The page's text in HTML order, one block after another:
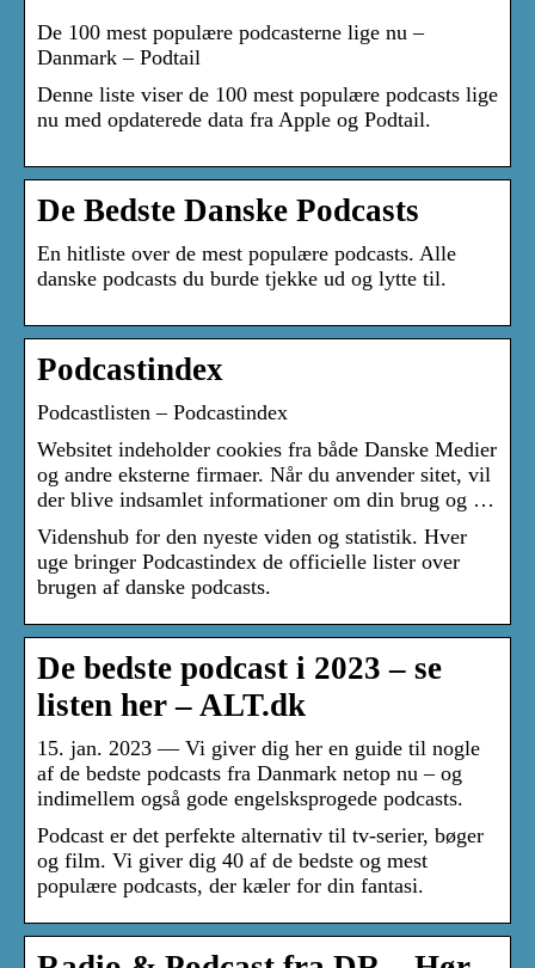
De 100 mest populære podcasterne lige nu –
Danmark – Podtail
Denne liste viser de 100 mest populære podcasts lige
nu med opdaterede data fra Apple og Podtail.
De Bedste Danske Podcasts
En hitliste over de mest populære podcasts. Alle
danske podcasts du burde tjekke ud og lytte til.
Podcastindex
Podcastlisten – Podcastindex
Websitet indeholder cookies fra både Danske Medier
og andre eksterne firmaer. Når du anvender sitet, vil
der blive indsamlet informationer om din brug og …
Videnshub for den nyeste viden og statistik. Hver
uge bringer Podcastindex de officielle lister over
brugen af danske podcasts.
De bedste podcast i 2023 – se
listen her – ALT.dk
15. jan. 2023 — Vi giver dig her en guide til nogle
af de bedste podcasts fra Danmark netop nu – og
indimellem også gode engelsksprogede podcasts.
Podcast er det perfekte alternativ til tv-serier, bøger
og film. Vi giver dig 40 af de bedste og mest
populære podcasts, der kæler for din fantasi.